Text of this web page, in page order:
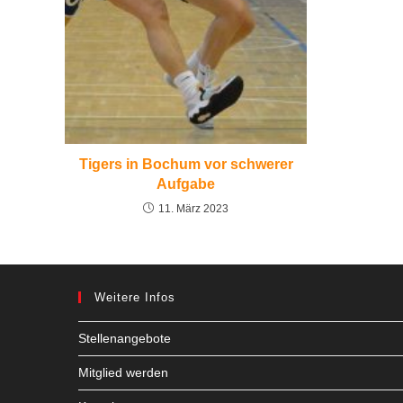
Tigers in Bochum vor schwerer
Aufgabe
11. März 2023
Weitere Infos
Stellenangebote
Mitglied werden